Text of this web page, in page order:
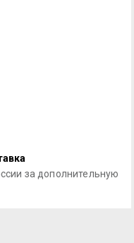
за дополнительную